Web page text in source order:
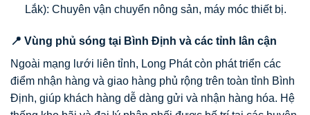
Lắk): Chuyên vận chuyển nông sản, máy móc thiết bị.
📍 Vùng phủ sóng tại Bình Định và các tỉnh lân cận
Ngoài mạng lưới liên tỉnh, Long Phát còn phát triển các
điểm nhận hàng và giao hàng phủ rộng trên toàn tỉnh Bình
Định, giúp khách hàng dễ dàng gửi và nhận hàng hóa. Hệ